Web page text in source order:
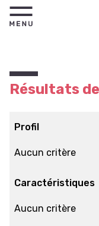
Résultats
Profil
Aucun critère
Caractéristiques
Aucun critère